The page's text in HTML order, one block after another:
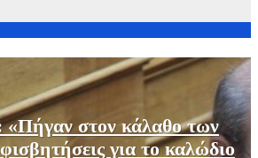
στον κάλαθο των
για το καλώδιο